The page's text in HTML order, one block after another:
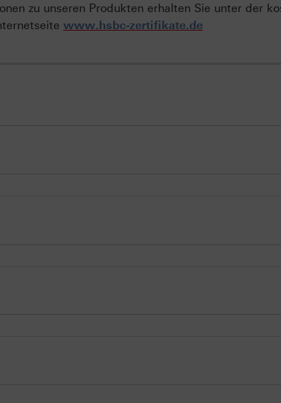
zu unseren Produkten erhalten Sie unter der
www.hsbc-zertifikate.de